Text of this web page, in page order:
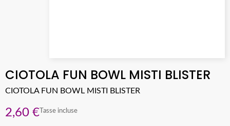
CIOTOLA FUN BOWL MISTI BLISTER
CIOTOLA FUN BOWL MISTI BLISTER
2,60 € Tasse incluse